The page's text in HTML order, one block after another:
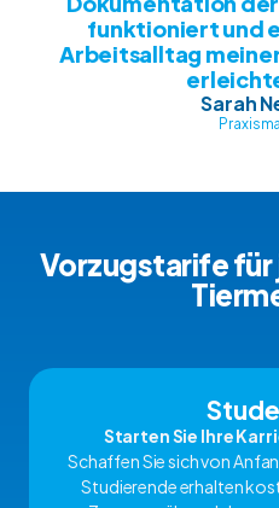
funktioniert und
Arbeitsalltag
Sarah
Vorzugstarife für
Starten Sie Ihre
Schaffen Sie sich von
Studierende erhalten